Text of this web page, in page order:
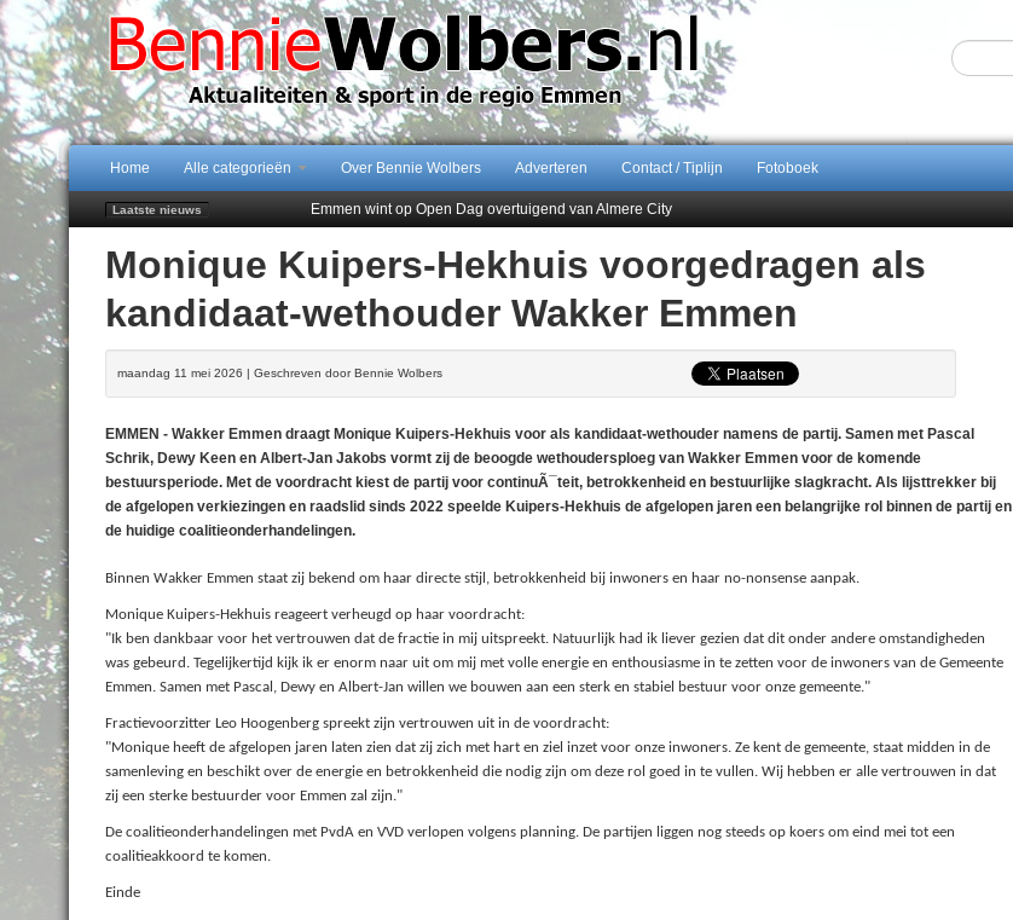
Home Alle categorieën Over Bennie Wolbers Adverteren Contact / Tiplijn Fotoboek
Laatste nieuws
Emmen wint op Open Dag overtuigend van Almere City
Jubileumfeest 35 jaar De Amer
Hunzeloopwandeltocht keert op 19 september 2026 terug naar Zuidlaren
102 kaarsen voor eeuwling Mieke Sijbom-Maatje
Monique Kuipers-Hekhuis voorgedragen als
kandidaat-wethouder Wakker Emmen
maandag 11 mei 2026 | Geschreven door Bennie Wolbers
EMMEN - Wakker Emmen draagt Monique Kuipers-Hekhuis voor als kandidaat-wethouder namens de partij. Samen met Pascal
Schrik, Dewy Keen en Albert-Jan Jakobs vormt zij de beoogde wethoudersploeg van Wakker Emmen voor de komende
bestuursperiode. Met de voordracht kiest de partij voor continuÃ¯teit, betrokkenheid en bestuurlijke slagkracht. Als lijsttrekker bij
de afgelopen verkiezingen en raadslid sinds 2022 speelde Kuipers-Hekhuis de afgelopen jaren een belangrijke rol binnen de partij en
de huidige coalitieonderhandelingen.
Binnen Wakker Emmen staat zij bekend om haar directe stijl, betrokkenheid bij inwoners en haar no-nonsense aanpak.
Monique Kuipers-Hekhuis reageert verheugd op haar voordracht:
"Ik ben dankbaar voor het vertrouwen dat de fractie in mij uitspreekt. Natuurlijk had ik liever gezien dat dit onder andere omstandigheden
was gebeurd. Tegelijkertijd kijk ik er enorm naar uit om mij met volle energie en enthousiasme in te zetten voor de inwoners van de Gemeente
Emmen. Samen met Pascal, Dewy en Albert-Jan willen we bouwen aan een sterk en stabiel bestuur voor onze gemeente."
Fractievoorzitter Leo Hoogenberg spreekt zijn vertrouwen uit in de voordracht:
"Monique heeft de afgelopen jaren laten zien dat zij zich met hart en ziel inzet voor onze inwoners. Ze kent de gemeente, staat midden in de
samenleving en beschikt over de energie en betrokkenheid die nodig zijn om deze rol goed in te vullen. Wij hebben er alle vertrouwen in dat
zij een sterke bestuurder voor Emmen zal zijn."
De coalitieonderhandelingen met PvdA en VVD verlopen volgens planning. De partijen liggen nog steeds op koers om eind mei tot een
coalitieakkoord te komen.
Einde